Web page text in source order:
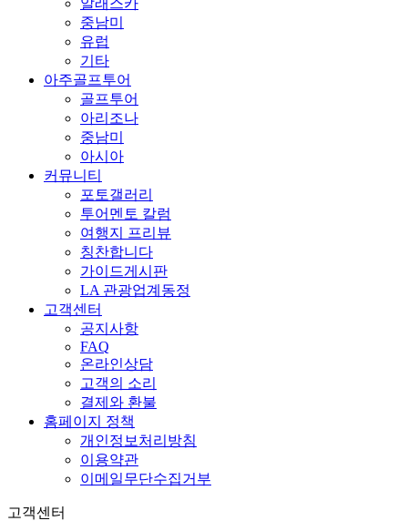
알래스카
중남미
유럽
기타
아주골프투어
골프투어
아리조나
중남미
아시아
커뮤니티
포토갤러리
투어멘토 칼럼
여행지 프리뷰
칭찬합니다
가이드게시판
LA 관광업계동정
고객센터
공지사항
FAQ
온라인상담
고객의 소리
결제와 환불
홈페이지 정책
개인정보처리방침
이용약관
이메일무단수집거부
고객센터